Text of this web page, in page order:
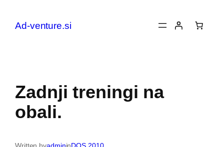
vsebino
Ad-venture.si
Zadnji treningi na
obali.